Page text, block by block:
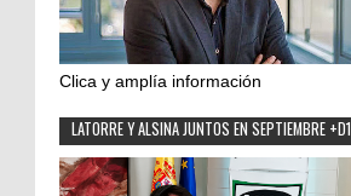
Clica y amplía información
LATORRE Y ALSINA JUNTOS EN SEPTIEMBRE +D1